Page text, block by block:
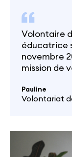
Volontaire
éducatrice
novembre
mission de
rencontre
intensité.
Pauline
Volontariat